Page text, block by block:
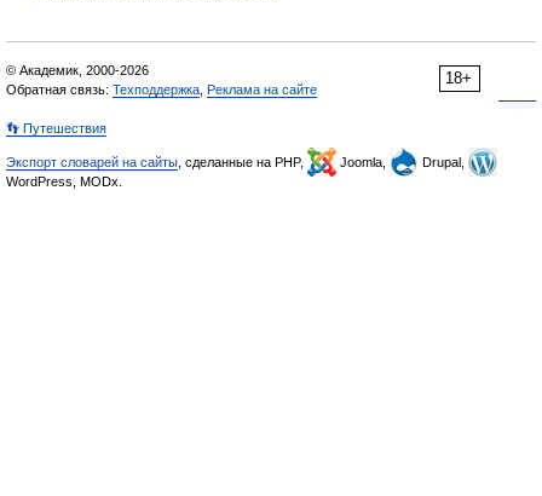
18+
© Академик, 2000-2026
Обратная связь: Техподдержка Реклама на сайте
👣 Путешествия
Экспорт словарей на сайты , сделанные на PHP, Joomla,
Drupal,
WordPress, MODx.